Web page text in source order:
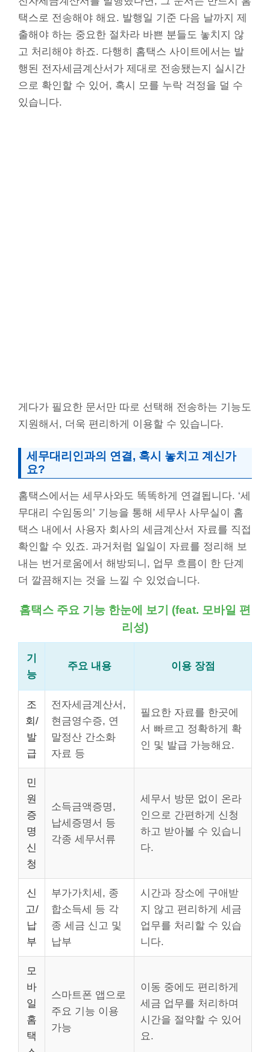
택스로 전송해야 해요. 발행일 기준 다음 날까지 제
출해야 하는 중요한 절차라 바쁜 분들도 놓치지 않
고 처리해야 하죠. 다행히 홈택스 사이트에서는 발
행된 전자세금계산서가 제대로 전송됐는지 실시간
으로 확인할 수 있어, 혹시 모를 누락 걱정을 덜 수
있습니다.
게다가 필요한 문서만 따로 선택해 전송하는 기능도
지원해서, 더욱 편리하게 이용할 수 있습니다.
세무대리인과의 연결, 혹시 놓치고 계신가
요?
홈택스에서는 세무사와도 똑똑하게 연결됩니다. ‘세
무대리 수임동의’ 기능을 통해 세무사 사무실이 홈
택스 내에서 사용자 회사의 세금계산서 자료를 직접
확인할 수 있죠. 과거처럼 일일이 자료를 정리해 보
내는 번거로움에서 해방되니, 업무 흐름이 한 단계
더 깔끔해지는 것을 느낄 수 있었습니다.
홈택스 주요 기능 한눈에 보기 (feat. 모바일 편
리성)
기
능
주요 내용 이용 장점
조
회/
발
급
전자세금계산서,
현금영수증, 연
말정산 간소화
자료 등
필요한 자료를 한곳에
서 빠르고 정확하게 확
인 및 발급 가능해요.
민
원
증
명
신
청
소득금액증명,
납세증명서 등
각종 세무서류
세무서 방문 없이 온라
인으로 간편하게 신청
하고 받아볼 수 있습니
다.
신
고/
납
부
부가가치세, 종
합소득세 등 각
종 세금 신고 및
납부
시간과 장소에 구애받
지 않고 편리하게 세금
업무를 처리할 수 있습
니다.
모
바
일
홈
택
스마트폰 앱으로
주요 기능 이용
가능
이동 중에도 편리하게
세금 업무를 처리하며
시간을 절약할 수 있어
요.